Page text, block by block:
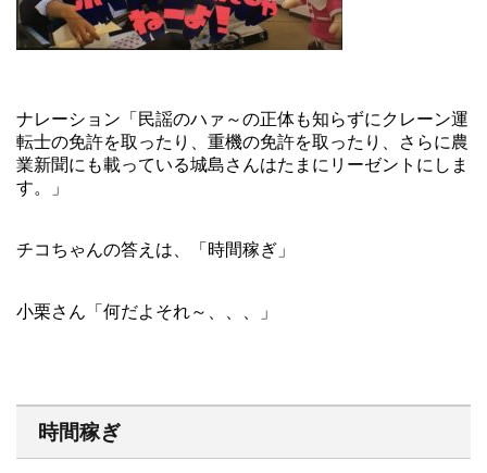
ナレーション「民謡のハァ～の正体も知らずにクレーン運
転士の免許を取ったり、重機の免許を取ったり、さらに農
業新聞にも載っている城島さんはたまにリーゼントにしま
す。」
チコちゃんの答えは、「時間稼ぎ」
小栗さん「何だよそれ～、、、」
時間稼ぎ